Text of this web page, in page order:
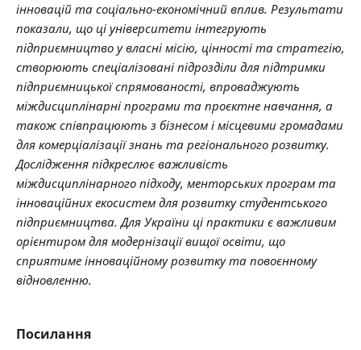
інновацій та соціально-економічний вплив. Результати
показали, що ці університети інтегрують
підприємництво у власні місію, цінності та стратегію,
створюють спеціалізовані підрозділи для підтримки
підприємницької спрямованості, впроваджують
міждисциплінарні програми та проєктне навчання, а
також співпрацюють з бізнесом і місцевими громадами
для комерціалізації знань та регіонального розвитку.
Дослідження підкреслює важливість
міждисциплінарного підходу, менторських програм та
інноваційних екосистем для розвитку студентського
підприємництва. Для України ці практики є важливим
орієнтиром для модернізації вищої освіти, що
сприятиме інноваційному розвитку та повоєнному
відновленню.
Посилання